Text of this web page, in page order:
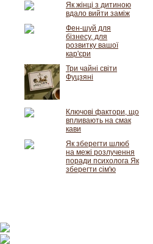
Як жінці з дитиною
вдало вийти заміж
Фен-шуй для
бізнесу, для
розвитку вашої
кар'єри
Три чайні світи
Фуцзяні
Ключові фактори, що
впливають на смак
кави
Як зберегти шлюб
на межі розлучення
поради психолога Як
зберегти сім'ю